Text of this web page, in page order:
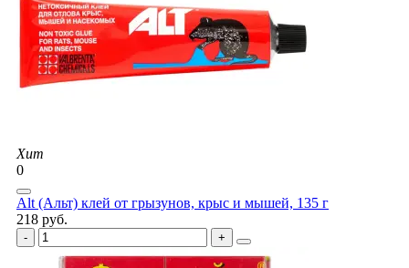
Хит
0
Alt (Альт) клей от грызунов, крыс и мышей, 135 г
218 руб.